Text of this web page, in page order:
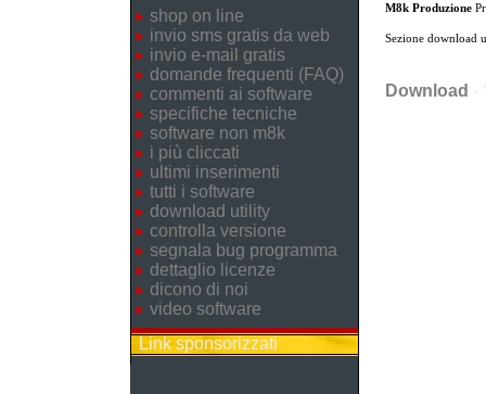
shop on line
invio sms gratis da web
invio e-mail gratis
domande frequenti (FAQ)
commenti ai software
specifiche tecniche
software non m8k
i più cliccati
ultimi inserimenti
tutti i software
download utility
controlla versione
segnala bug programma
dettaglio licenze
dicono di noi
video software
Link sponsorizzati
M8k Produzione
Sezione download
Download